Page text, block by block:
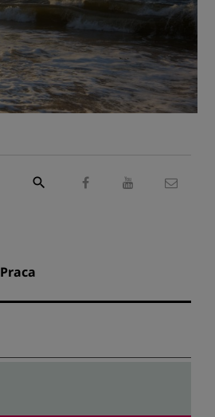
Wyszukaj:
search
Praca